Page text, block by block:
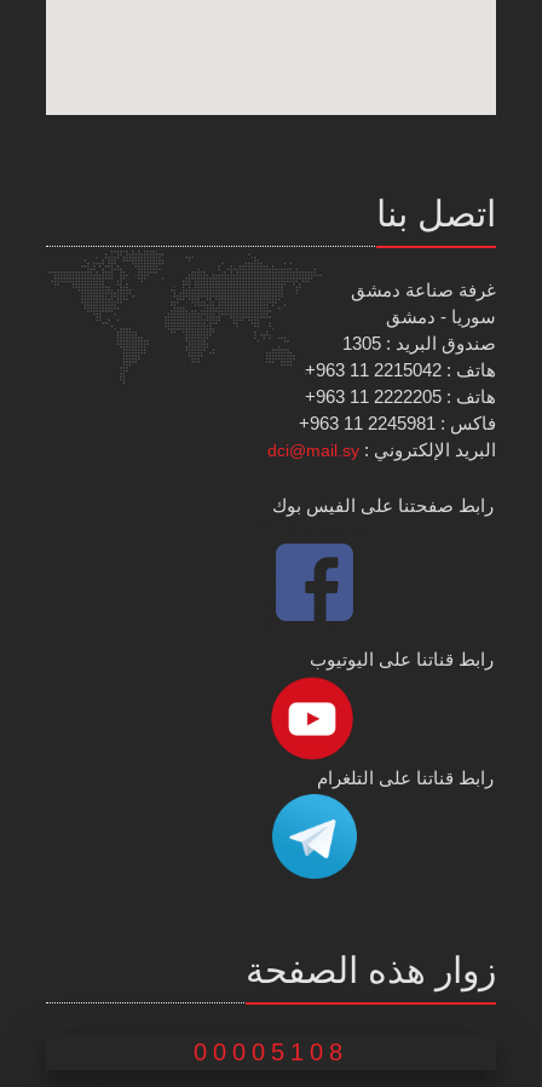
اتصل بنا
غرفة صناعة دمشق
سوريا - دمشق
صندوق البريد : 1305
هاتف : 2215042 11 963+
هاتف : 2222205 11 963+
فاكس : 2245981 11 963+
البريد الإلكتروني :dci@mail.sy
رابط صفحتنا على الفيس بوك
رابط قناتنا على اليوتيوب
رابط قناتنا على التلغرام
زوار هذه الصفحة
00005108